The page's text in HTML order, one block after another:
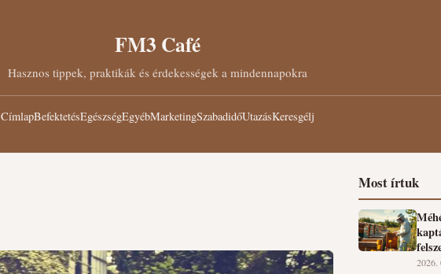
FM3 Café
Hasznos tippek, praktikák és érdekességek a mindennapokra
CímlapBefektetésEgészségEgyébMarketingSzabadidőUtazásKeresgélj
Most írtuk
2026.